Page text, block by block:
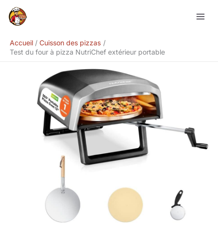
Accueil
Cuisson des pizzas
Test du four à pizza NutriChef extérieur portable
Rechercher